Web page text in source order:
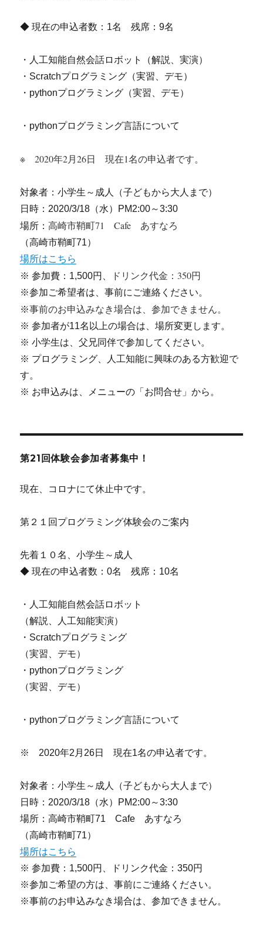
◆ 現在の申込者数：1名 残席：9名
・人工知能自然会話ロボット（解説、実演）
・Scratchプログラミング（実習、デモ）
・pythonプログラミング（実習、デモ）
・pythonプログラミング言語について
※ 2020年2月26日 現在1名の申込者です。
対象者：小学生～成人（子どもから大人まで）
日時：2020/3/18（水）PM2:00～3:30
場所：高崎市鞘町71 Cafe あすなろ
（高崎市鞘町71）
場所はこちら
※ 参加費：1,500円、
ドリンク代金：350円
※参加ご希望者は、事前にご連絡ください。
※事前のお申込みなき場合は、参加できません。
※ 参加者が11名以上の場合は、場所変更します。
※ 小学生は、父兄同伴で参加してください。
※ プログラミング、人工知能に興味のある方歓迎で
す。
※ お申込みは、メニューの「お問合せ」から。
第21回体験会参加者募集中！
現在、コロナにて休止中です。
第２１回プログラミング体験会のご案内
先着１０名、小学生～成人
◆ 現在の申込者数：0名 残席：10名
・人工知能自然会話ロボット
（解説、人工知能実演）
・Scratchプログラミング
（実習、デモ）
・pythonプログラミング
（実習、デモ）
・pythonプログラミング言語について
※ 2020年2月26日 現在1名の申込者です。
対象者：小学生～成人（子どもから大人まで）
日時：2020/3/18（水）PM2:00～3:30
場所：高崎市鞘町71 Cafe あすなろ
（高崎市鞘町71）
場所はこちら
※ 参加費：1,500円、ドリンク代金：350円
※参加ご希望の方は、事前にご連絡ください。
※事前のお申込みなき場合は、参加できません。